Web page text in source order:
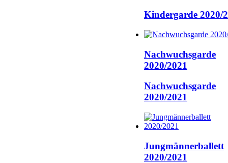
Kindergarde 2020/
Nachwuchsgarde
2020/2021
Nachwuchsgarde
2020/2021
Jungmännerballett
2020/2021